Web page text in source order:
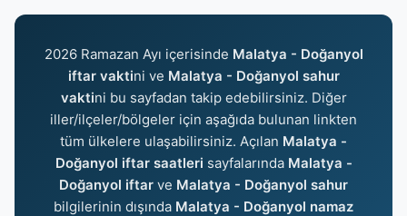
2026 Ramazan Ayı içerisinde Malatya - Doğanyol
iftar vaktini ve Malatya - Doğanyol sahur
vaktini bu sayfadan takip edebilirsiniz. Diğer
iller/ilçeler/bölgeler için aşağıda bulunan linkten
tüm ülkelere ulaşabilirsiniz. Açılan Malatya -
Doğanyol iftar saatleri sayfalarında Malatya -
Doğanyol iftar ve Malatya - Doğanyol sahur
bilgilerinin dışında Malatya - Doğanyol namaz